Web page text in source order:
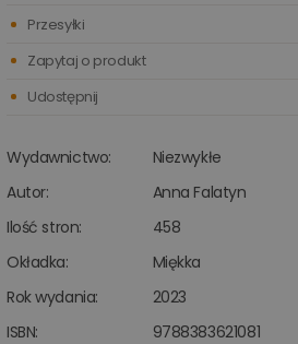
Wydawnictwo:
Niezwykłe
Autor:
Anna Falatyn
Ilość stron:
458
Okładka:
Miękka
Rok wydania:
2023
ISBN:
9788383621081
Przesyłki
Zapytaj o produkt
Udostępnij